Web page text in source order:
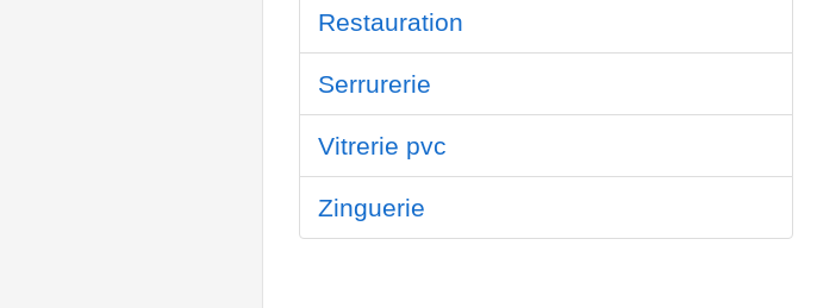
Restauration
Serrurerie
Vitrerie pvc
Zinguerie